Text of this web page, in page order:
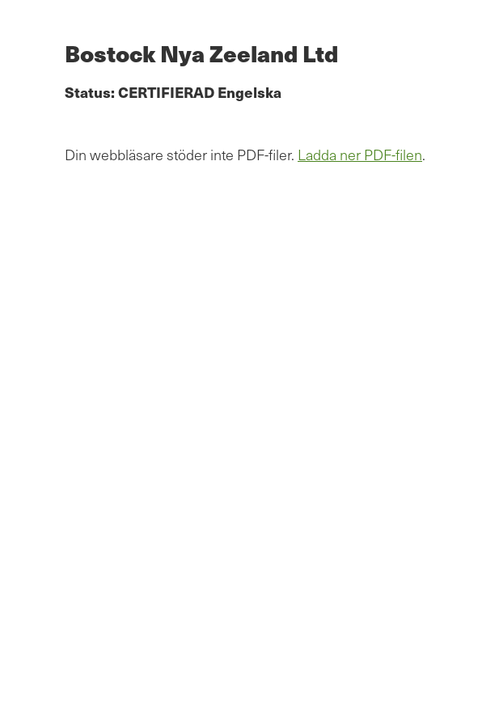
Bostock Nya Zeeland Ltd
Status: CERTIFIERAD Engelska
Din webbläsare stöder inte PDF-filer. Ladda ner PDF-filen.